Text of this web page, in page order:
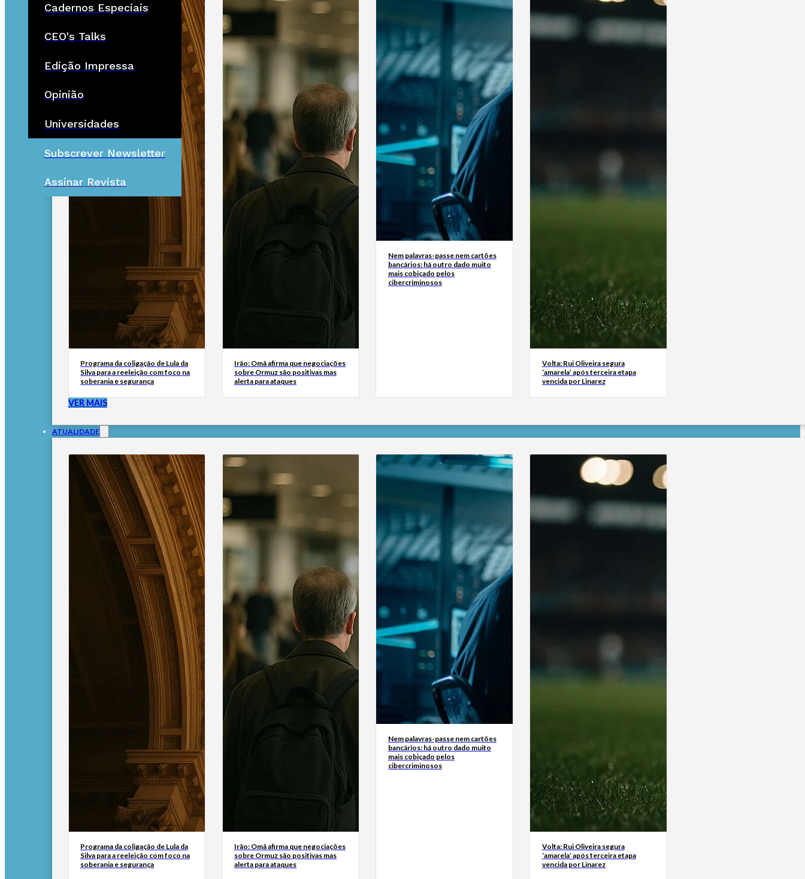
Cadernos Especiais
CEO's Talks
Edição Impressa
Opinião
Universidades
Subscrever Newsletter
Assinar Revista
Programa da coligação de Lula da
Silva para a reeleição com foco na
soberania e segurança
Irão: Omã afirma que negociações
sobre Ormuz são positivas mas
alerta para ataques
Nem palavras-passe nem cartões
bancários: há outro dado muito
mais cobiçado pelos
cibercriminosos
Volta: Rui Oliveira segura
‘amarela’ após terceira etapa
vencida por Linarez
VER MAIS
ATUALIDADE
Programa da coligação de Lula da
Silva para a reeleição com foco na
soberania e segurança
Irão: Omã afirma que negociações
sobre Ormuz são positivas mas
alerta para ataques
Nem palavras-passe nem cartões
bancários: há outro dado muito
mais cobiçado pelos
cibercriminosos
Volta: Rui Oliveira segura
‘amarela’ após terceira etapa
vencida por Linarez